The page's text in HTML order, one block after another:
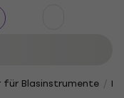
für Blasinstrumente